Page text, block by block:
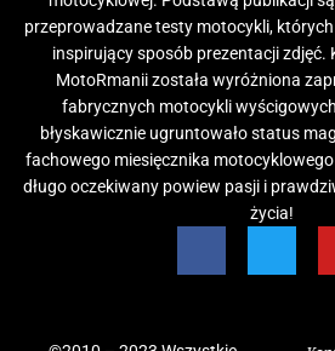
przeprowadzane testy motocykli,
inspirujący sposób prezentacji zdjęć.
MotoRmanii została wyróżniona
fabrycznych motocykli
błyskawicznie ugruntowało status
fachowego miesięcznika
długo oczekiwany powiew pasji i
życia!